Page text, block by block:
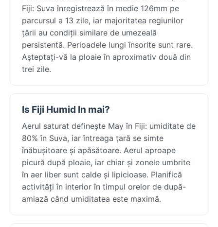
Fiji: Suva înregistrează în medie 126mm pe
parcursul a 13 zile, iar majoritatea regiunilor
țării au condiții similare de umezeală
persistentă. Perioadele lungi însorite sunt rare.
Așteptați-vă la ploaie în aproximativ două din
trei zile.
Is Fiji Humid In mai?
Aerul saturat definește May în Fiji: umiditate de
80% în Suva, iar întreaga țară se simte
înăbușitoare și apăsătoare. Aerul aproape
picură după ploaie, iar chiar și zonele umbrite
în aer liber sunt calde și lipicioase. Planifică
activități în interior în timpul orelor de după-
amiază când umiditatea este maximă.